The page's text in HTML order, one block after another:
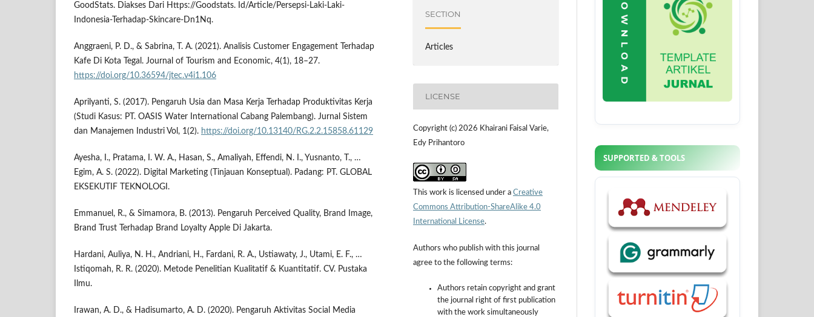
GoodStats. Diakses Dari Https://Goodstats. Id/Article/Persepsi-Laki-Laki-
Indonesia-Terhadap-Skincare-Dn1Nq.
Anggraeni, P. D., & Sabrina, T. A. (2021). Analisis Customer Engagement Terhadap
Kafe Di Kota Tegal. Journal of Tourism and Economic, 4(1), 18–27.
https://doi.org/10.36594/jtec.v4i1.106
Aprilyanti, S. (2017). Pengaruh Usia dan Masa Kerja Terhadap Produktivitas Kerja
(Studi Kasus: PT. OASIS Water International Cabang Palembang). Jurnal Sistem
dan Manajemen Industri Vol, 1(2). https://doi.org/10.13140/RG.2.2.15858.61129
Ayesha, I., Pratama, I. W. A., Hasan, S., Amaliyah, Effendi, N. I., Yusnanto, T., …
Egim, A. S. (2022). Digital Marketing (Tinjauan Konseptual). Padang: PT. GLOBAL
EKSEKUTIF TEKNOLOGI.
Emmanuel, R., & Simamora, B. (2013). Pengaruh Perceived Quality, Brand Image,
Brand Trust Terhadap Brand Loyalty Apple Di Jakarta.
Hardani, Auliya, N. H., Andriani, H., Fardani, R. A., Ustiawaty, J., Utami, E. F., …
Istiqomah, R. R. (2020). Metode Penelitian Kualitatif & Kuantitatif. CV. Pustaka
Ilmu.
Irawan, A. D., & Hadisumarto, A. D. (2020). Pengaruh Aktivitas Social Media
SECTION
Articles
LICENSE
Copyright (c) 2026 Khairani Faisal Varie,
Edy Prihantoro
This work is licensed under a Creative
Commons Attribution-ShareAlike 4.0
International License.
Authors who publish with this journal
agree to the following terms:
Authors retain copyright and grant
the journal right of first publication
with the work simultaneously
SUPPORTED & TOOLS